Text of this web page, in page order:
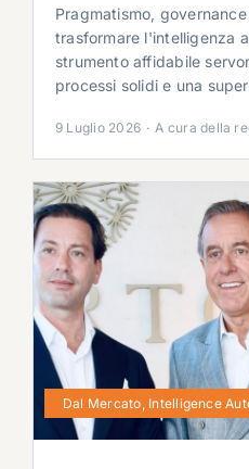
Pragmatismo,
trasformare l'intelligenza
strumento affidabile
processi solidi e una
9 Luglio 2026 · A cura della
Dal Mercato Intelligence